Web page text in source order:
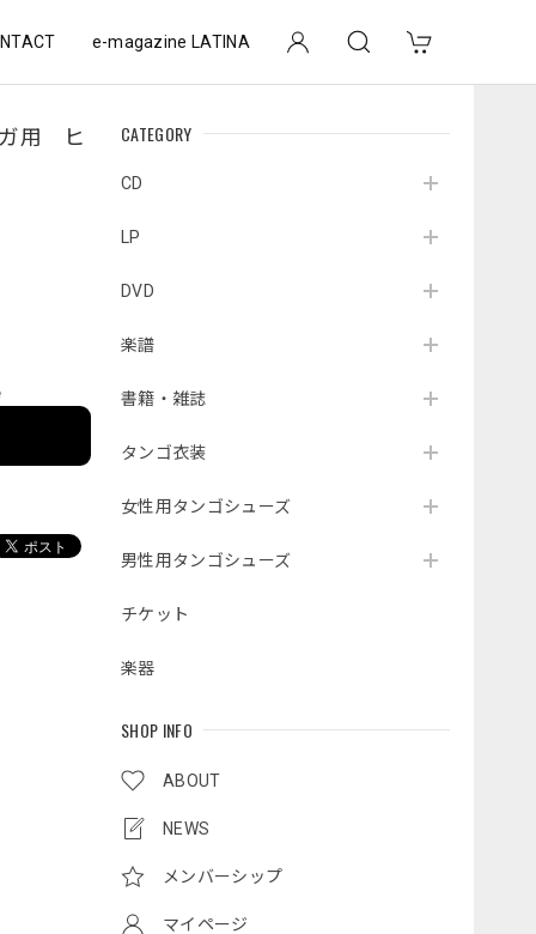
e-magazine LATINA
CATEGORY
CD
LP
DVD
楽譜
書籍・雑誌
タンゴ衣装
女性用タンゴシューズ
男性用タンゴシューズ
チケット
楽器
SHOP INFO
ABOUT
NEWS
メンバーシップ
マイページ
ガ用 ヒ